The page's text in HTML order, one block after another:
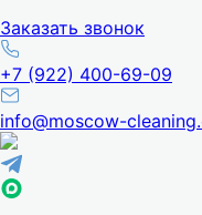
Заказать звонок
+7 (922) 400-69-09
info@moscow-